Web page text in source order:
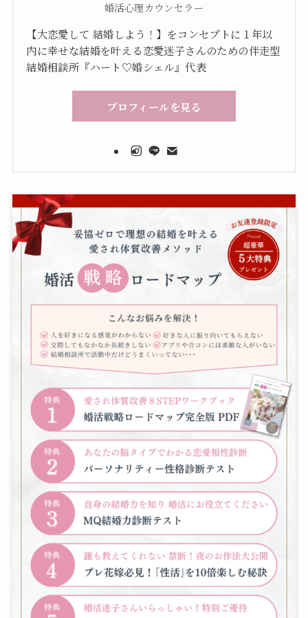
婚活心理カウンセラー
【大恋愛して 結婚しよう！】をコンセプトに１年以
内に幸せな結婚を叶える恋愛迷子さんのための伴走型
結婚相談所『ハート♡婚シェル』代表
プロフィールを見る